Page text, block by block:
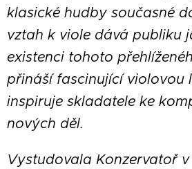
klasické hudby současné
vztah k viole dává publiku
existenci tohoto
přináší fascinující violovou
inspiruje skladatele ke
nových děl.
Vystudovala Konzervatoř